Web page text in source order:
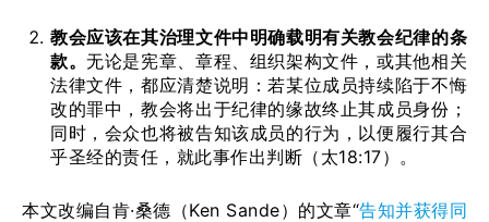
教会应该在其治理文件中明确载明有关教会纪律的条
款。无论是宪章、章程、组织架构文件，或其他相关
法律文件，都应清楚说明：若某位成员持续陷于不悔
改的罪中，教会将出于纪律的缘故终止其成员身份；
同时，会众也将被告知该成员的行为，以便履行其合
乎圣经的责任，就此事作出判断（太18:17）。
本文改编自肯·桑德（Ken Sande）的文章“告知并获得同